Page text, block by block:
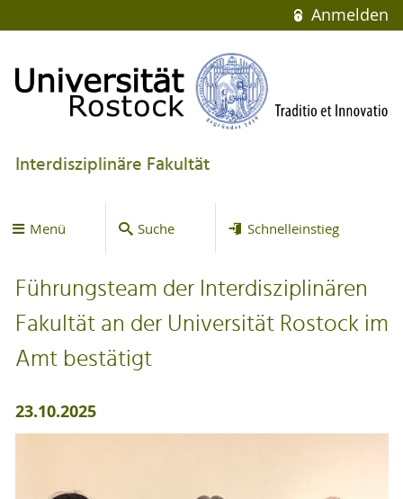
Anmelden
Interdisziplinäre Fakultät
Menü Suche Schnelleinstieg
Führungsteam der Interdisziplinären
Fakultät an der Universität Rostock im
Amt bestätigt
23.10.2025